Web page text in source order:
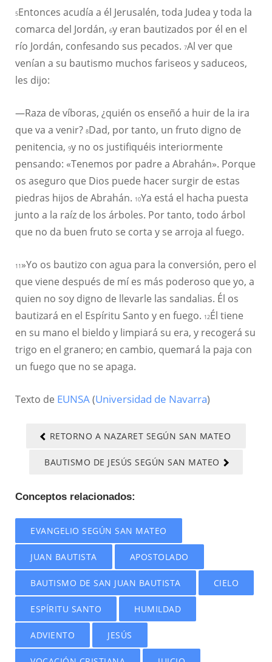
5Entonces acudía a él Jerusalén, toda Judea y toda la
comarca del Jordán, 6y eran bautizados por él en el
río Jordán, confesando sus pecados. 7Al ver que
venían a su bautismo muchos fariseos y saduceos,
les dijo:
—Raza de víboras, ¿quién os enseñó a huir de la ira
que va a venir? 8Dad, por tanto, un fruto digno de
penitencia, 9y no os justifiquéis interiormente
pensando: «Tenemos por padre a Abrahán». Porque
os aseguro que Dios puede hacer surgir de estas
piedras hijos de Abrahán. 10Ya está el hacha puesta
junto a la raíz de los árboles. Por tanto, todo árbol
que no da buen fruto se corta y se arroja al fuego.
11 »Yo os bautizo con agua para la conversión, pero el
que viene después de mí es más poderoso que yo, a
quien no soy digno de llevarle las sandalias. Él os
bautizará en el Espíritu Santo y en fuego. 12Él tiene
en su mano el bieldo y limpiará su era, y recogerá su
trigo en el granero; en cambio, quemará la paja con
un fuego que no se apaga.
Texto de EUNSA(Universidad de Navarra)
RETORNO A NAZARET SEGÚN SAN MATEO
BAUTISMO DE JESÚS SEGÚN SAN MATEO
Conceptos relacionados:
EVANGELIO SEGÚN SAN MATEO
JUAN BAUTISTA APOSTOLADO
BAUTISMO DE SAN JUAN BAUTISTA CIELO
ESPÍRITU SANTO HUMILDAD
ADVIENTO JESÚS